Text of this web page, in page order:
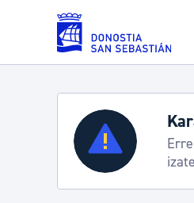
Eduki nagusira joan
Zerbitzuak
Errolda eta gai